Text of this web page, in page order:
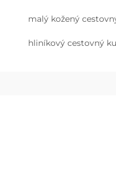
malý kožený
hliníkový cestovný